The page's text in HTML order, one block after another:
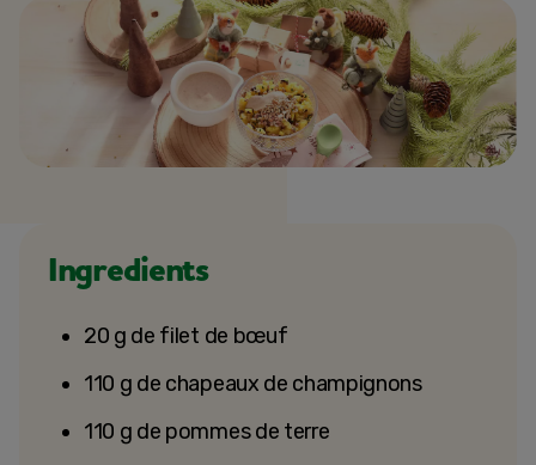
Ingredients
20 g de filet de bœuf
110 g de chapeaux de champignons
110 g de pommes de terre